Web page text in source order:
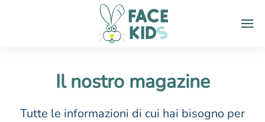
Il nostro magazine
Tutte le informazioni di cui hai bisogno per